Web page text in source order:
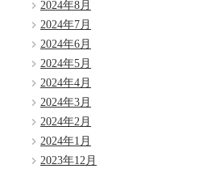
2024年8月
2024年7月
2024年6月
2024年5月
2024年4月
2024年3月
2024年2月
2024年1月
2023年12月